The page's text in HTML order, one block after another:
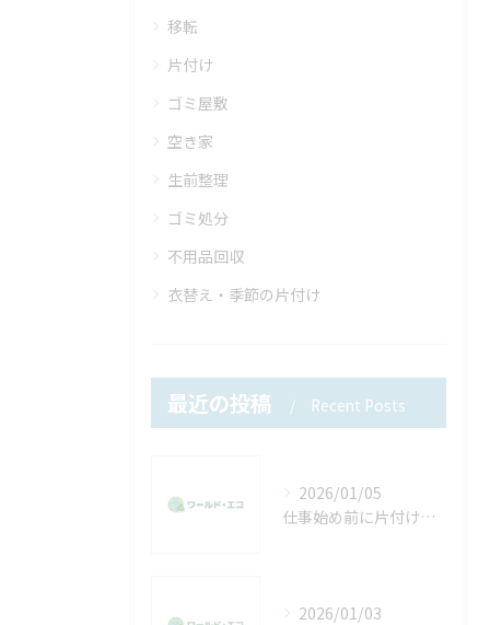
移転
片付け
ゴミ屋敷
空き家
生前整理
ゴミ処分
不用品回収
衣替え・季節の片付け
最近の投稿 Recent Posts
2026/01/05
仕事始め前に片付けたい不用品。年末年始で溜まった物をリセットしませんか？
2026/01/03